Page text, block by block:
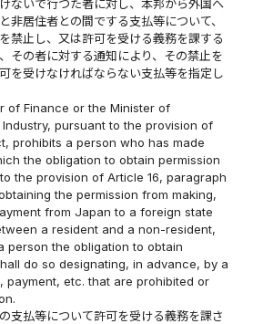
ないで行つた者に対し、本邦から外国へ
非居住者との間でする支払等について、
禁止し、又は許可を受ける義務を課する
その者に対する通知により、その禁止を
を受けなければならない支払等を指定し
of Finance or the Minister of
pursuant to the provision of
prohibits a person who has made
the obligation to obtain permission
the provision of Article 16, paragraph
the permission from making,
from Japan to a foreign state
a resident and a non-resident,
person the obligation to obtain
do so designating, in advance, by a
payment, etc. that are prohibited or
支払等について許可を受ける義務を課さ